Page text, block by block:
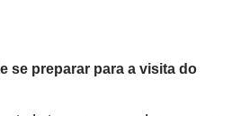
se preparar para a visita do